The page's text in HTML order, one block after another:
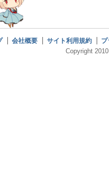
会社概要 サイト利用規約
Copyright